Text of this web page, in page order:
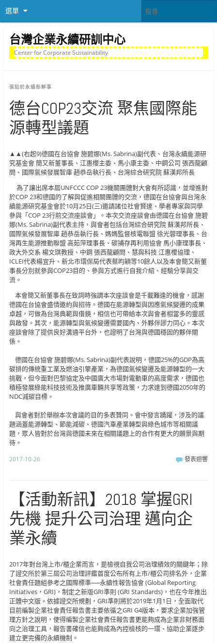
選單
台灣企業永續研訓中心
Center for Corporate Sustainability
張貼於永續新鮮事
德台COP23交流 聚焦國際能
源轉型議題
▲▲(右起9)德國在台協會 施碧娜(Ms. Sabrina)副代表、台灣永續能源研
究基金會 簡又新董事長、江惠櫻主委、馬小康主委、中鋼公司 張西龍顧
問、國際氣候發展智庫 趙恭岳執行長、台灣綜合研究院 蘇漢邦所長
為了讓出席本屆UNFCCC COP 23機關團體對大會有所認識，並增進對
於COP 23和德國的了解與促進相關團體的交流，德國在台協會與台灣永
續能源研究基金會於10月25日(三)邀請諸位社會賢達、學者專家與同學
參與「COP 23行前交流座談會」。本次交流座談會由德國在台協會 施碧
娜(Ms. Sabrina)副代表主持，與會者包括台灣綜合研究院 蘇漢邦所長、
國際氣候發展智庫 趙恭岳執行長、媽媽監督核電聯盟 徐光蓉理事長、台
灣再生能源推動聯盟 高茹萍理事長、碳捕存再利用協會 馬小康理事長、
政大外交系 楊文琪教授、中鋼 張西龍顧問、慧與科技 江惠櫻協理、
ICLEI代表楊宜升、新北市環保局代表蔡昀穎等10餘人以及本會簡又新董
事長分別就參與COP23目的、參與方式進行自我介紹、經驗分享與交
流。
本會簡又新董事長在致詞時強調本次座談會是千載難逢的機會，感謝
德國在台協會盛情邀約與招待。德國在能源轉型與因應氣候變遷的成果
卓越，可做為台灣典範與借鏡，相信也可帶給本次與會者相當多的靈感
與啟發。其次，能源轉型與氣候變遷需要國內、外夥伴謬力同心。本次
座談會除了提供良好溝通平台外，也證明了台灣與德國穩固的夥伴關
係。
德國在台協會 施碧娜(Ms. Sabrina)副代表說明，德國25%的GDP為高
碳排的傳統重工業及燃油引擎產業，為德國氣候變遷及能源轉型的一大
挑戰，但今面對巴黎協定及中國廣大市場對電動車的高度需求，德國也
積極發展綠能科技技術及推廣車輛共享等政策，力求達到德國2050年的
NDC減碳目標。
與會者對於舉辦本次會議的目的多表贊同。會中發言踴躍，涉及的議
題涵蓋能源轉型、節能減碳、德國汽車產業轉型與綠色城市等相關議
題，眾人皆對於台灣與德國未來在相關議題上的合作有更大的願景與期
待。
2017-10-26 發表迴響
【活動新訊】2018 掌握GRI
先機 提升公司治理 邁向企
業永續
2017年對台灣上市/櫃企業而言，是檢視自我公司治理績效的關鍵年；除
了證交所於第三屆公司治理評鑑首度公布所有上市/櫃公司排名外，企業
社會責任題組參考之國際標準──永續性報告協會 (Global Reporting
Initiatives，GRI)，制定之新版GRI準則 (GRI Standards)，也在今年推出
正體中文版。依據證交所規劃，GRI準則將於2019年1月1日，全面取代
目前編製企業社會責任報告書主要依循之GRI G4版本，要求企業加強管
理方針之說明，使得編製企業社會責任報告書更能夠成為企業非財務面
向之治理工具，報告書確信也能夠成為內控檢核的一環、協助企業逐步
建立更完備的永續機制。